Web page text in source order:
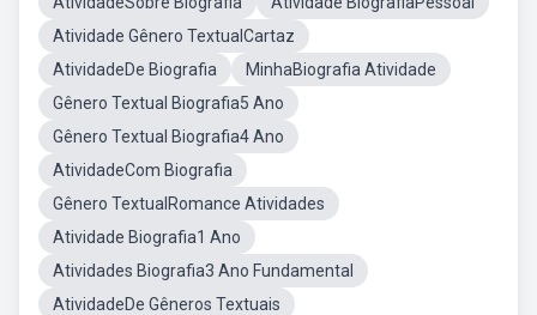
Atividade Gênero TextualCartaz
AtividadeDe Biografia
MinhaBiografia Atividade
Gênero Textual Biografia5 Ano
Gênero Textual Biografia4 Ano
AtividadeCom Biografia
Gênero TextualRomance Atividades
Atividade Biografia1 Ano
Atividades Biografia3 Ano Fundamental
AtividadeDe Gêneros Textuais